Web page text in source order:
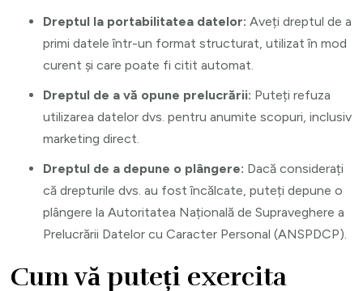
Dreptul la portabilitatea datelor: Aveți dreptul de a
primi datele într-un format structurat, utilizat în mod
curent și care poate fi citit automat.
Dreptul de a vă opune prelucrării: Puteți refuza
utilizarea datelor dvs. pentru anumite scopuri, inclusiv
marketing direct.
Dreptul de a depune o plângere: Dacă considerați
că drepturile dvs. au fost încălcate, puteți depune o
plângere la Autoritatea Națională de Supraveghere a
Prelucrării Datelor cu Caracter Personal (ANSPDCP).
Cum vă puteți exercita